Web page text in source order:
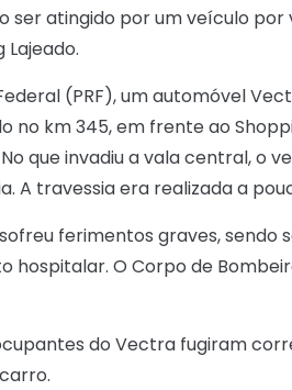
ser atingido por um veículo por
Lajeado.
(PRF), um automóvel
no km 345, em frente ao
que invadiu a vala central, o
A travessia era realizada a
ferimentos graves, sendo
hospitalar. O Corpo de
do Vectra fugiram